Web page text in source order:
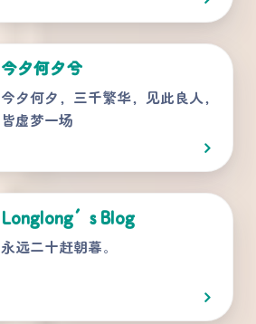
今夕何夕兮
今夕何夕，三千繁华，见此良人，
皆虚梦一场
Longlong’s Blog
永远二十赶朝暮。